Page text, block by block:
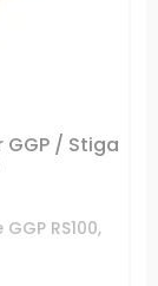
/ Stiga
RS100,